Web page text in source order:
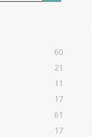
60
21
11
17
61
17